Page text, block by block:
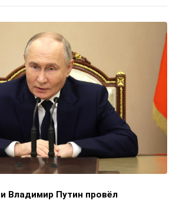
Владимир Путин провёл